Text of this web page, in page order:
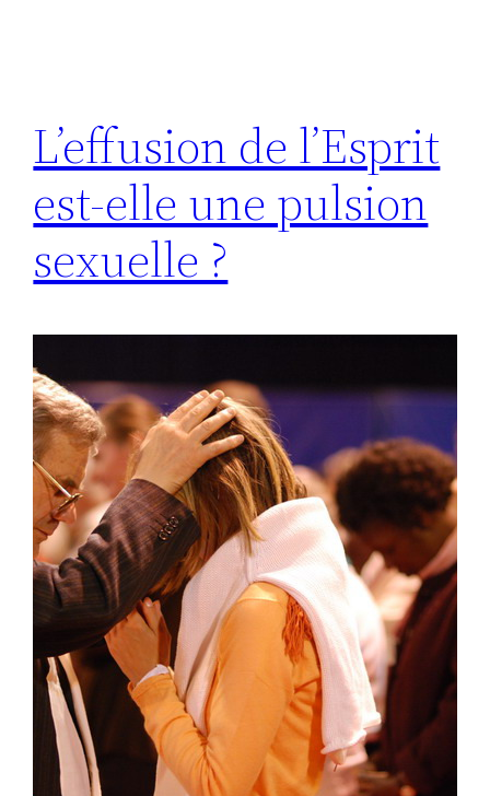
L’effusion de l’Esprit
est-elle une pulsion
sexuelle ?